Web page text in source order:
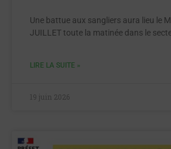
Une battue aux sangliers aura lieu le
JUILLET toute la matinée dans le
LIRE LA SUITE »
19 juin 2026